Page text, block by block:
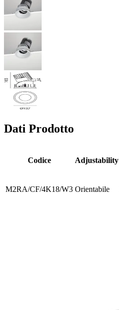
Dati Prodotto
Codice Adjustability
M2RA/CF/4K18/W3 Orientabile